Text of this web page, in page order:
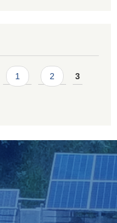
1 2 3